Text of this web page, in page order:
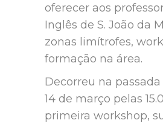
oferecer aos
Inglês de S. João da
zonas limítrofes,
formação na área.
Decorreu na passada
14 de março pelas
primeira workshop,